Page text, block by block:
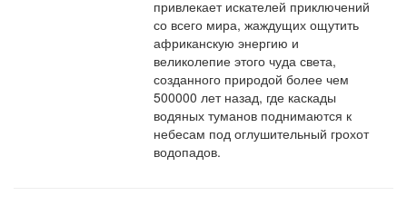
привлекает искателей приключений
со всего мира, жаждущих ощутить
африканскую энергию и
великолепие этого чуда света,
созданного природой более чем
500000 лет назад, где каскады
водяных туманов поднимаются к
небесам под оглушительный грохот
водопадов.